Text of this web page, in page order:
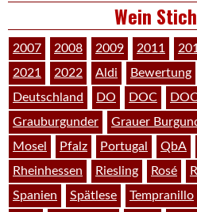
Wein
2007 2008 2009 2011
2021
2022 Aldi Bewertung
Deutschland
DO DOC
Grauburgunder
Grauer
Mosel
Pfalz Portugal QbA
Rheinhessen
Riesling Rosé
Spanien
Spätlese Tempranillo